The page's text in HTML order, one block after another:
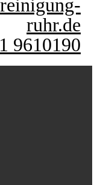
ruhr.de
9610190